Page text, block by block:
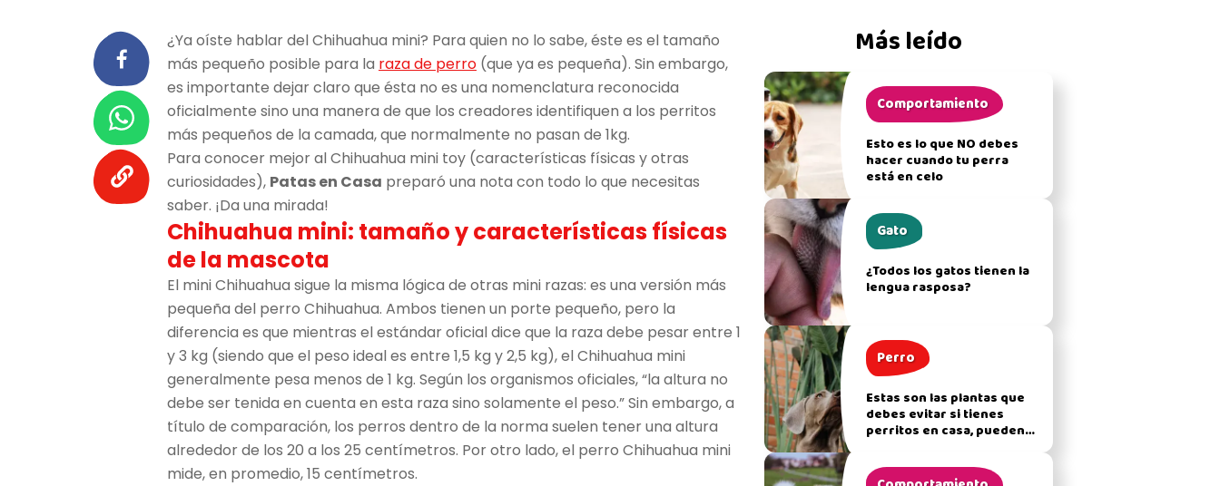
¿Ya oíste hablar del Chihuahua mini? Para quien no lo sabe, éste es el tamaño
más pequeño posible para la raza de perro (que ya es pequeña). Sin embargo,
es importante dejar claro que ésta no es una nomenclatura reconocida
oficialmente sino una manera de que los creadores identifiquen a los perritos
más pequeños de la camada, que normalmente no pasan de 1kg.
Para conocer mejor al Chihuahua mini toy (características físicas y otras
curiosidades), Patas en Casa preparó una nota con todo lo que necesitas
saber. ¡Da una mirada!
Chihuahua mini: tamaño y características físicas
de la mascota
El mini Chihuahua sigue la misma lógica de otras mini razas: es una versión más
pequeña del perro Chihuahua. Ambos tienen un porte pequeño, pero la
diferencia es que mientras el estándar oficial dice que la raza debe pesar entre 1
y 3 kg (siendo que el peso ideal es entre 1,5 kg y 2,5 kg), el Chihuahua mini
generalmente pesa menos de 1 kg. Según los organismos oficiales, “la altura no
debe ser tenida en cuenta en esta raza sino solamente el peso.” Sin embargo, a
título de comparación, los perros dentro de la norma suelen tener una altura
alrededor de los 20 a los 25 centímetros. Por otro lado, el perro Chihuahua mini
mide, en promedio, 15 centímetros.
Más leído
Comportamiento
Esto es lo que NO debes
hacer cuando tu perra
está en celo
Gato
¿Todos los gatos tienen la
lengua rasposa?
Perro
Estas son las plantas que
debes evitar si tienes
perritos en casa, pueden